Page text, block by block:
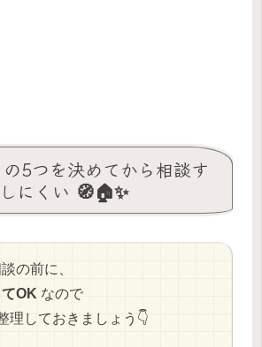
5つを決めてから相談す
にくい 🧭🏠✨
の前に、
OK なので
理しておきましょう👇